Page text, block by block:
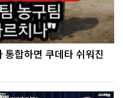
합하면 쿠데타 쉬워진